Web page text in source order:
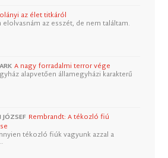
az élet titkáról
elolvasnám az esszét, de nem találtam.
A nagy forradalmi terror vége
alapvetően államegyházi karakterű
Rembrandt: A tékozló fiú
tékozló fiúk vagyunk azzal a